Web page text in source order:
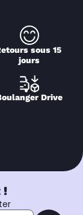
sous 15
jours
Drive
!